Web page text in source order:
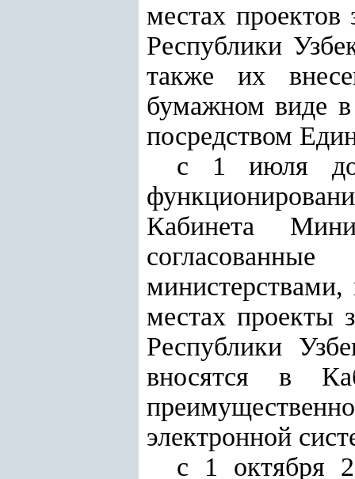
местах проектов
Республики
также их
бумажном виде в
посредством
с 1 июля до
Кабинета
местах проекты
Республики
вносятся в
электронной
с 1 октября